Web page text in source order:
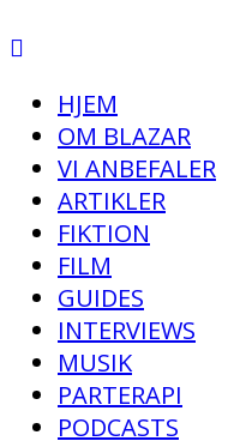
HJEM
OM BLAZAR
VI ANBEFALER
ARTIKLER
FIKTION
FILM
GUIDES
INTERVIEWS
MUSIK
PARTERAPI
PODCASTS